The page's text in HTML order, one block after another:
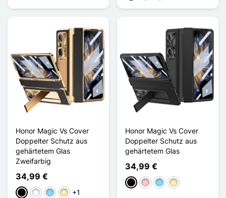
Honor Magic Vs Cover
Doppelter Schutz aus
gehärtetem Glas
Zweifarbig
34,99 €
Schwarz
WeißHellblauGolden
+1
Honor Magic Vs Cover
Doppelter Schutz aus
gehärtetem Glas
34,99 €
Schwarz
PinkHellblauGolden